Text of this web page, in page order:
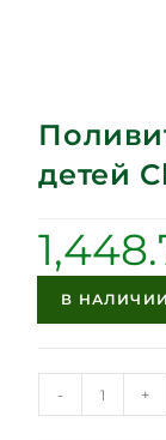
детей
В НАЛИЧИИ
- +